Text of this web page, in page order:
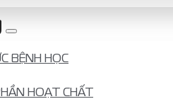
BỆNH HỌC
HOẠT CHẤT